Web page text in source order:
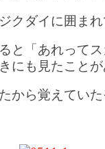
クダイに囲ま
と「あれって
にも見たこと
から覚えてい